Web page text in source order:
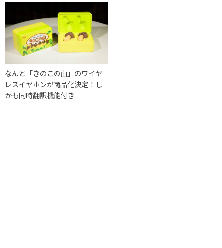
なんと「きのこの山」のワイヤ
レスイヤホンが商品化決定！し
かも同時翻訳機能付き